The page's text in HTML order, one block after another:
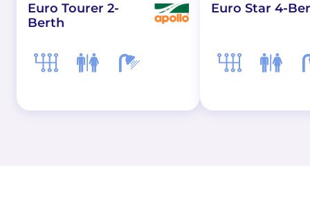
Euro Tourer 2-
Berth
Euro Star 4-